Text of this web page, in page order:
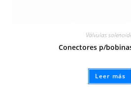
Válvulas
Conectores p/
Leer más